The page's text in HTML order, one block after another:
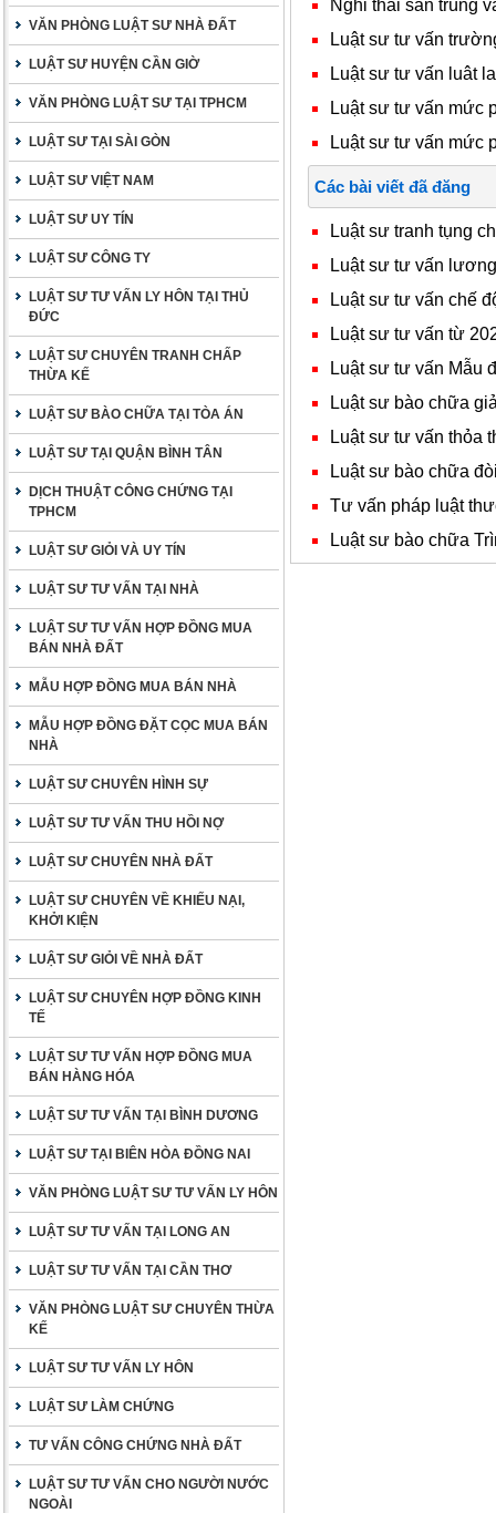
VĂN PHÒNG LUẬT SƯ NHÀ ĐẤT
LUẬT SƯ HUYỆN CẦN GIỜ
VĂN PHÒNG LUẬT SƯ TẠI TPHCM
LUẬT SƯ TẠI SÀI GÒN
LUẬT SƯ VIỆT NAM
LUẬT SƯ UY TÍN
LUẬT SƯ CÔNG TY
LUẬT SƯ TƯ VẤN LY HÔN TẠI THỦ
ĐỨC
LUẬT SƯ CHUYÊN TRANH CHẤP
THỪA KẾ
LUẬT SƯ BÀO CHỮA TẠI TÒA ÁN
LUẬT SƯ TẠI QUẬN BÌNH TÂN
DỊCH THUẬT CÔNG CHỨNG TẠI
TPHCM
LUẬT SƯ GIỎI VÀ UY TÍN
LUẬT SƯ TƯ VẤN TẠI NHÀ
LUẬT SƯ TƯ VẤN HỢP ĐỒNG MUA
BÁN NHÀ ĐẤT
MẪU HỢP ĐỒNG MUA BÁN NHÀ
MẪU HỢP ĐỒNG ĐẶT CỌC MUA BÁN
NHÀ
LUẬT SƯ CHUYÊN HÌNH SỰ
LUẬT SƯ TƯ VẤN THU HỒI NỢ
LUẬT SƯ CHUYÊN NHÀ ĐẤT
LUẬT SƯ CHUYÊN VỀ KHIẾU NẠI,
KHỞI KIỆN
LUẬT SƯ GIỎI VỀ NHÀ ĐẤT
LUẬT SƯ CHUYÊN HỢP ĐỒNG KINH
TẾ
LUẬT SƯ TƯ VẤN HỢP ĐỒNG MUA
BÁN HÀNG HÓA
LUẬT SƯ TƯ VẤN TẠI BÌNH DƯƠNG
LUẬT SƯ TẠI BIÊN HÒA ĐỒNG NAI
VĂN PHÒNG LUẬT SƯ TƯ VẤN LY HÔN
LUẬT SƯ TƯ VẤN TẠI LONG AN
LUẬT SƯ TƯ VẤN TẠI CẦN THƠ
VĂN PHÒNG LUẬT SƯ CHUYÊN THỪA
KẾ
LUẬT SƯ TƯ VẤN LY HÔN
LUẬT SƯ LÀM CHỨNG
TƯ VẤN CÔNG CHỨNG NHÀ ĐẤT
LUẬT SƯ TƯ VẤN CHO NGƯỜI NƯỚC
NGOÀI
Nghỉ thai sản trùng
Luật sư tư vấn
Luật sư tư vấn luât
Luật sư tư vấn mức
Luật sư tư vấn mức
Các bài viết đã đăng
Luật sư tranh tụng
Luật sư tư vấn
Luật sư tư vấn chế
Luật sư tư vấn từ
Luật sư tư vấn Mẫu
Luật sư bào chữa
Luật sư tư vấn thỏa
Luật sư bào chữa
Tư vấn pháp luật
Luật sư bào chữa